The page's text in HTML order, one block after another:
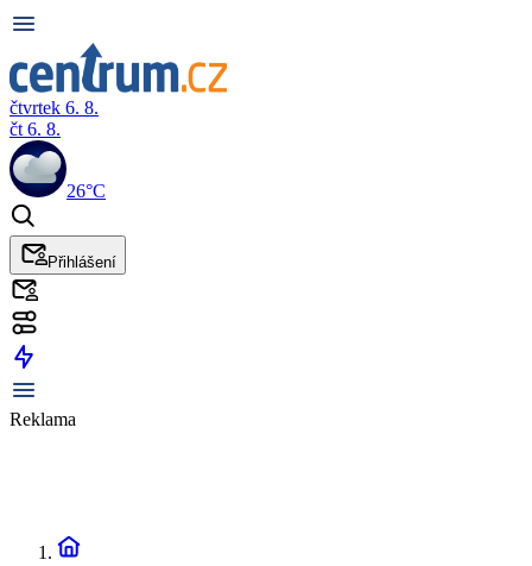
čtvrtek 6. 8.
čt 6. 8.
26°C
Přihlášení
Reklama